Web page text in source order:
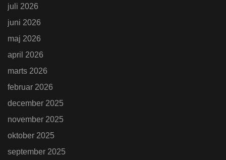
juli 2026
juni 2026
maj 2026
april 2026
marts 2026
februar 2026
december 2025
november 2025
oktober 2025
september 2025